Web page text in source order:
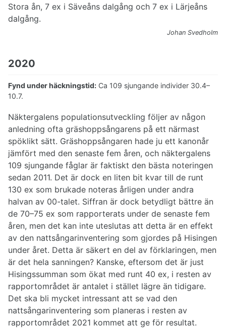
Stora ån, 7 ex i Säveåns dalgång och 7 ex i Lärjeåns
dalgång.
Johan Svedholm
2020
Fynd under häckningstid: Ca 109 sjungande individer 30.4–
10.7.
Näktergalens populationsutveckling följer av någon
anledning ofta gräshoppsångarens på ett närmast
spöklikt sätt. Gräshoppsångaren hade ju ett kanonår
jämfört med den senaste fem åren, och näktergalens
109 sjungande fåglar är faktiskt den bästa noteringen
sedan 2011. Det är dock en liten bit kvar till de runt
130 ex som brukade noteras årligen under andra
halvan av 00-talet. Siffran är dock betydligt bättre än
de 70–75 ex som rapporterats under de senaste fem
åren, men det kan inte uteslutas att detta är en effekt
av den nattsångarinventering som gjordes på Hisingen
under året. Detta är säkert en del av förklaringen, men
är det hela sanningen? Kanske, eftersom det är just
Hisingssumman som ökat med runt 40 ex, i resten av
rapportområdet är antalet i stället lägre än tidigare.
Det ska bli mycket intressant att se vad den
nattsångarinventering som planeras i resten av
rapportområdet 2021 kommet att ge för resultat.